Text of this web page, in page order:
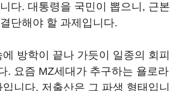
다. 대통령을 국민이 뽑으니, 근본
단해야 할 과제입니다.
방학이 끝나 가듯이 일종의 회피
. 요즘 MZ세대가 추구하는 욜로라
니다. 저출산은 그 파생 형태입니